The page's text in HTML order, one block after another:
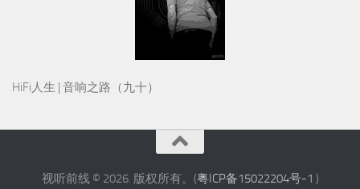
HiFi人生 | 音响之路（九十）
视听前线 © 2026. 版权所有。(粤ICP备15022204号-1 )